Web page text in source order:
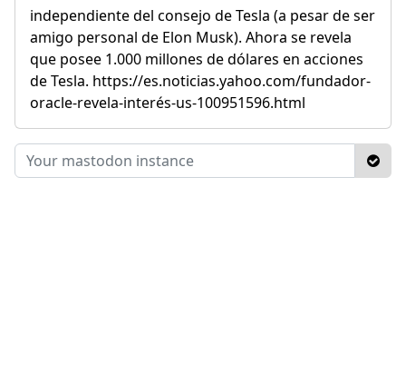
independiente del consejo de Tesla (a pesar de ser
amigo personal de Elon Musk). Ahora se revela
que posee 1.000 millones de dólares en acciones
de Tesla. https://es.noticias.yahoo.com/fundador-
oracle-revela-interés-us-100951596.html